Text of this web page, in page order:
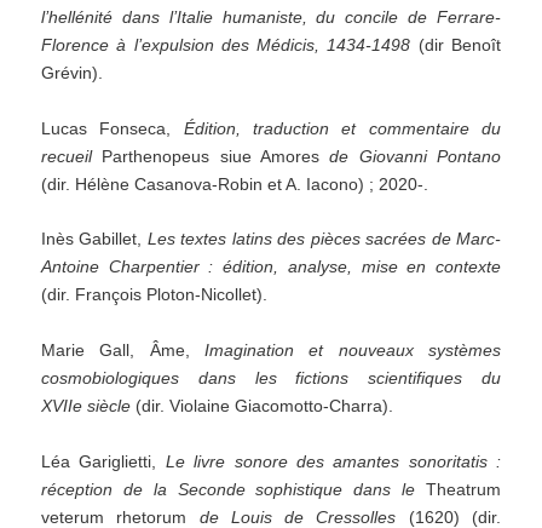
l’hellénité dans l’Italie humaniste, du concile de Ferrare-
Florence à l’expulsion des Médicis, 1434-1498 (dir Benoît
Grévin).
Lucas Fonseca, Édition, traduction et commentaire du
recueil Parthenopeus siue Amores de Giovanni Pontano
(dir. Hélène Casanova-Robin et A. Iacono) ; 2020-.
Inès Gabillet, Les textes latins des pièces sacrées de Marc-
Antoine Charpentier : édition, analyse, mise en contexte
(dir. François Ploton-Nicollet).
Marie Gall, Âme, Imagination et nouveaux systèmes
cosmobiologiques dans les fictions scientifiques du
XVIIe siècle (dir. Violaine Giacomotto-Charra).
Léa Gariglietti,
Le livre sonore des amantes sonoritatis :
réception de la Seconde sophistique dans le Theatrum
veterum rhetorum de Louis de Cressolles (1620) (dir.